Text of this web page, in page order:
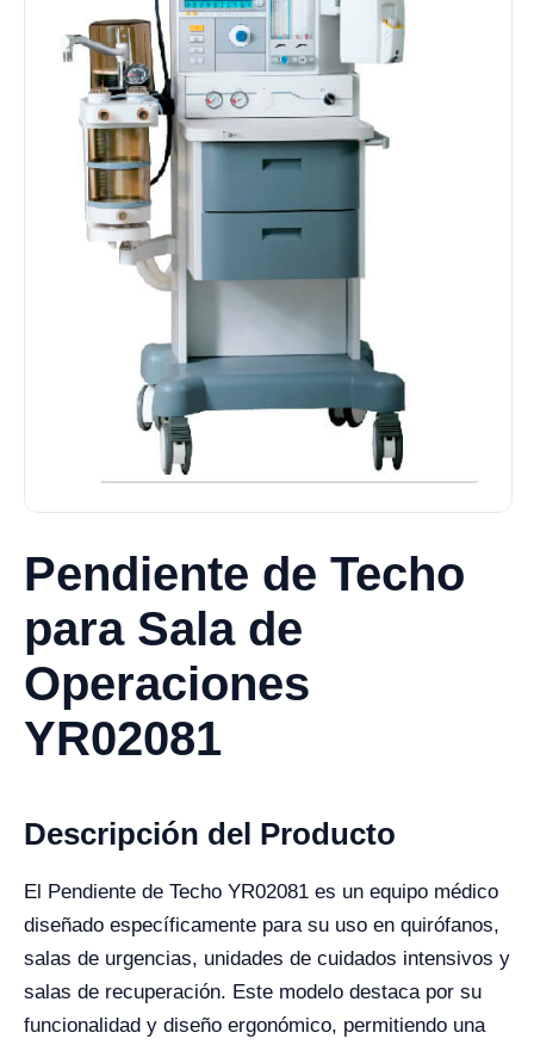
Pendiente de Techo
para Sala de
Operaciones
YR02081
Descripción del Producto
El Pendiente de Techo YR02081 es un equipo médico
diseñado específicamente para su uso en quirófanos,
salas de urgencias, unidades de cuidados intensivos y
salas de recuperación. Este modelo destaca por su
funcionalidad y diseño ergonómico, permitiendo una